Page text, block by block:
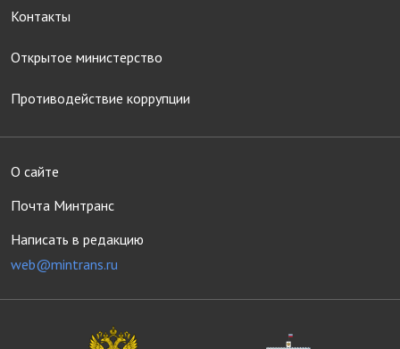
Контакты
Открытое министерство
Противодействие коррупции
О сайте
Почта Минтранс
Написать в редакцию
web@mintrans.ru